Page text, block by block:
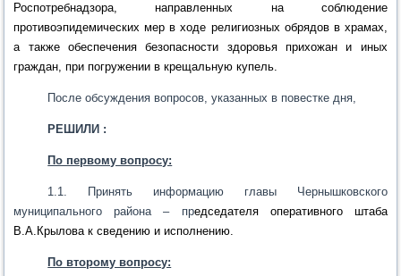
Роспотребнадзора, направленных на соблюдение
противоэпидемических мер в ходе религиозных обрядов в храмах,
а также обеспечения безопасности здоровья прихожан и иных
граждан, при погружении в крещальную купель.
После обсуждения вопросов, указанных в повестке дня,
РЕШИЛИ :
По первому вопросу:
1.1.
Принять информацию главы Чернышковского
муниципального района – председателя оперативного штаба
В.А.Крылова к сведению и исполнению.
По второму вопросу: